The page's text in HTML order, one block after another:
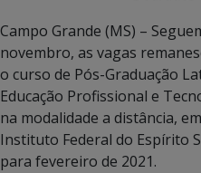
Campo Grande (MS) –
novembro, as vagas
o curso de Pós-Graduação
Educação Profissional e
na modalidade a distância,
Instituto Federal do Espírito
para fevereiro de 2021.